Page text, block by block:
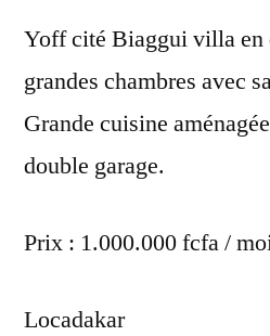
Yoff cité Biaggui villa en
grandes chambres avec
Grande cuisine
double garage.
Prix : 1.000.000 fcfa /
Locadakar